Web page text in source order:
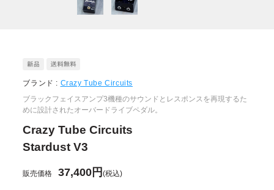
ブランド : Crazy Tube Circuits
ブラックフェイスアンプ3機種のサウンドとレスポンスを再現するた
めに設計されたオーバードライブペダル。
Crazy Tube Circuits
Stardust V3
販売価格 37,400円(税込)